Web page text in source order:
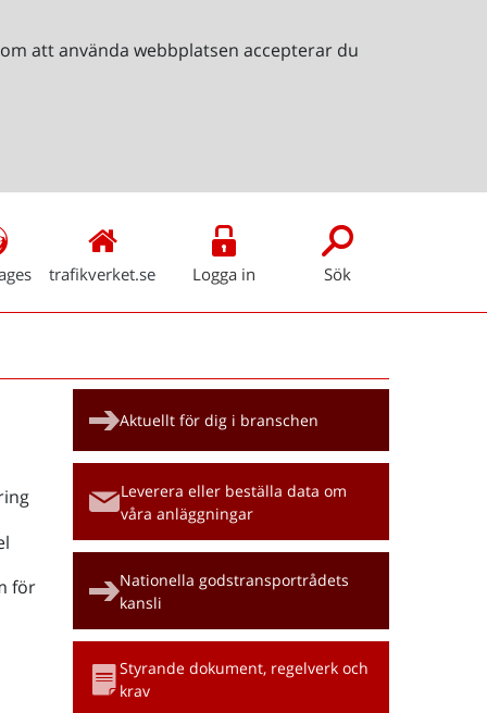
att använda webbplatsen accepterar du
trafikverket.se Logga in Sök
för
Aktuellt för dig i branschen
Leverera eller beställa data om
våra anläggningar
Nationella godstransportrådets
kansli
Styrande dokument, regelverk och
krav